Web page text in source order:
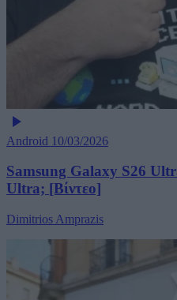
Android 10/03/2026
Samsung Galaxy S26
Ultra; [Βίντεο]
Dimitrios Amprazis